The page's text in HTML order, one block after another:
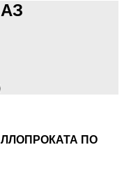
ПО